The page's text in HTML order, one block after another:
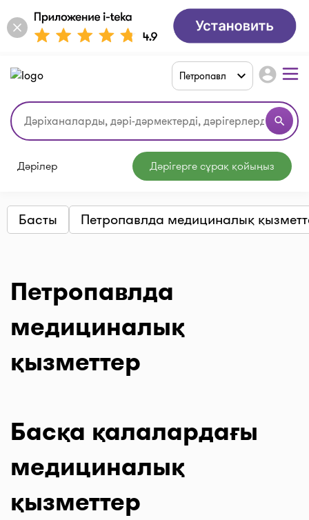
search
Петропавл account_circle
Дәрілер Дәрігерге сұрақ қойыңыз
Басты Петропавлда медициналық
Петропавлда
медициналық
қызметтер
Басқа қалалардағы
медициналық
қызметтер